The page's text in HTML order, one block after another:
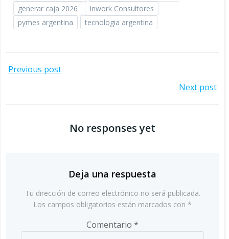
generar caja 2026
Inwork Consultores
pymes argentina
tecnologia argentina
Navegación
Previous post
entradas
Next post
No responses yet
Deja una respuesta
Tu dirección de correo electrónico no será publicada.
Los campos obligatorios están marcados con *
Comentario *